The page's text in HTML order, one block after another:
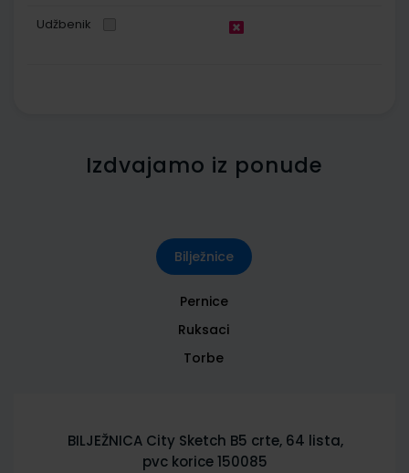
Udžbenik
Izdvajamo iz ponude
Bilježnice
Pernice
Ruksaci
Torbe
BILJEŽNICA City Sketch B5 crte, 64 lista,
pvc korice 150085